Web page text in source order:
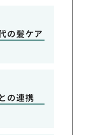
の髪ケア
の連携